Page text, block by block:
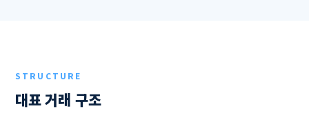
STRUCTURE
대표 거래 구조